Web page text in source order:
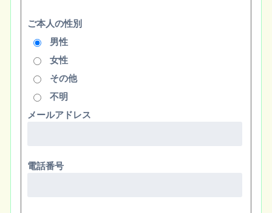
ご本人の性別
男性
女性
その他
不明
メールアドレス
電話番号